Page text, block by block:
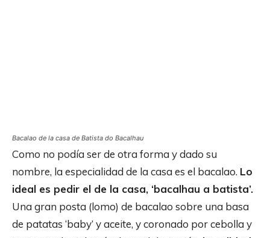
Bacalao de la casa de Batista do Bacalhau
Como no podía ser de otra forma y dado su
nombre, la especialidad de la casa es el bacalao. Lo
ideal es pedir el de la casa, ‘bacalhau a batista’.
Una gran posta (lomo) de bacalao sobre una basa
de patatas ‘baby’ y aceite, y coronado por cebolla y